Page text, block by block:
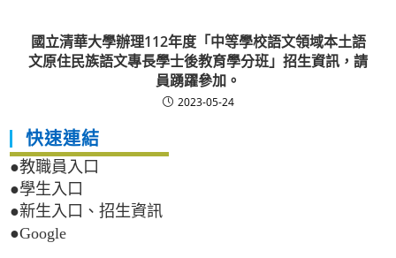
國立清華大學辦理112年度「中等學校語文領域本土語
文原住民族語文專長學士後教育學分班」招生資訊，請
員踴躍參加。
2023-05-24
快速連結
●教職員入口
●學生入口
●新生入口、招生資訊
●Google